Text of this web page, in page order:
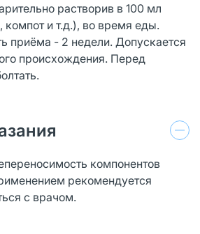
растворив в 100 мл
компот и т.д.), во время еды.
приёма - 2 недели. Допускается
происхождения. Перед
компонентов
рекомендуется
с врачом.